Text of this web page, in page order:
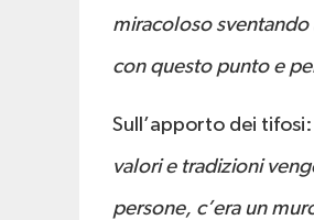
miracoloso sventando
con questo punto e
Sull’apporto dei tifosi:
valori e tradizioni
persone, c’era un